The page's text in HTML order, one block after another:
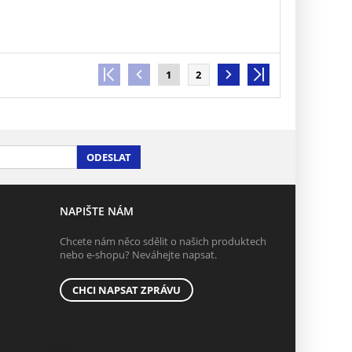
1 2
ODESLAT
NAPIŠTE NÁM
Chcete nám něco sdělit o našich produktech
nebo e-shopu? Neváhejte napsat.
CHCI NAPSAT ZPRÁVU